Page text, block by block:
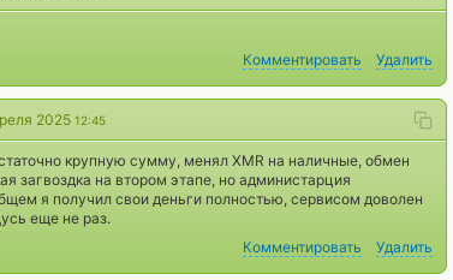
Комментировать
Удалить
2025 12:45
крупную сумму, менял XMR на наличные, обмен
загвоздка на втором этапе, но администарция
я получил свои деньги полностью, сервисом доволен
еще не раз.
Комментировать
Удалить